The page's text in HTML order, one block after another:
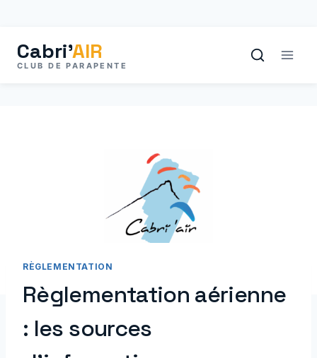
contenu
RÈGLEMENTATION
Règlementation aérienne
: les sources